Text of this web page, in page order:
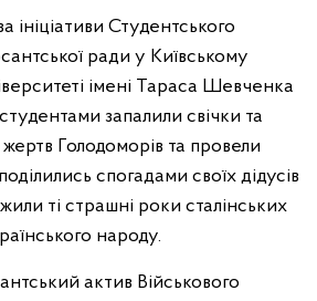
ініціативи Студентського
ради у Київському
імені Тараса Шевченка
запалили свічки та
Голодоморів та провели
спогадами своїх дідусів
ті страшні роки сталінських
народу.
актив Військового